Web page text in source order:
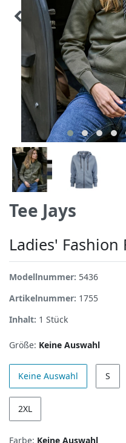
Tee Jays
Ladies' Fashion
Modellnummer: 5436
Artikelnummer: 1755
Inhalt: 1 Stück
Größe: Keine Auswahl
Keine Auswahl S
2XL
Farbe: Keine Auswahl